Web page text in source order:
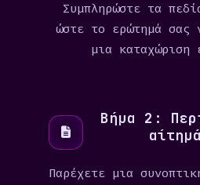
Συμπληρώστε τα
ώστε το ερώτημά σας
μια καταχώριση
Βήμα 2:
Παρέχετε μια